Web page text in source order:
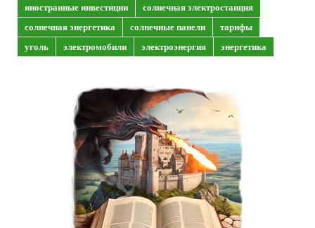
иностранные инвестиции
солнечная электростанция
солнечная энергетика
солнечные панели
тарифы
уголь
электромобили электроэнергия энергетика